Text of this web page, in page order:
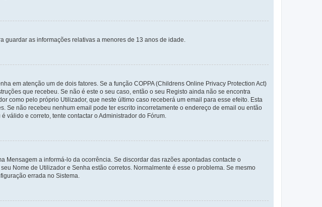
guardar as informações relativas a menores de 13 anos de idade.
em atenção um de dois fatores. Se a função COPPA (Childrens Online Privacy Protection Act)
que recebeu. Se não é este o seu caso, então o seu Registo ainda não se encontra
como pelo próprio Utilizador, que neste último caso receberá um email para esse efeito. Esta
Se não recebeu nenhum email pode ter escrito incorretamente o endereço de email ou então
válido e correto, tente contactar o Administrador do Fórum.
Mensagem a informá-lo da ocorrência. Se discordar das razões apontadas contacte o
Nome de Utilizador e Senha estão corretos. Normalmente é esse o problema. Se mesmo
errada no Sistema.